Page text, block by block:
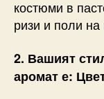
костюми в
ризи и поли
2. Вашият
аромат е: